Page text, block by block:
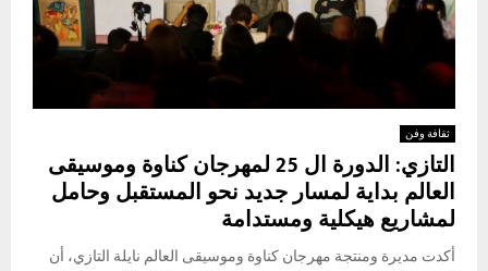
ثقافة وفن
التازي: الدورة ال 25 لمهرجان كناوة وموسيقى
العالم بداية لمسار جديد نحو المستقبل وحامل
لمشاريع هيكلية ومستدامة
أكدت مديرة ومنتجة مهرجان كناوة وموسيقى العالم نايلة التازي، أن